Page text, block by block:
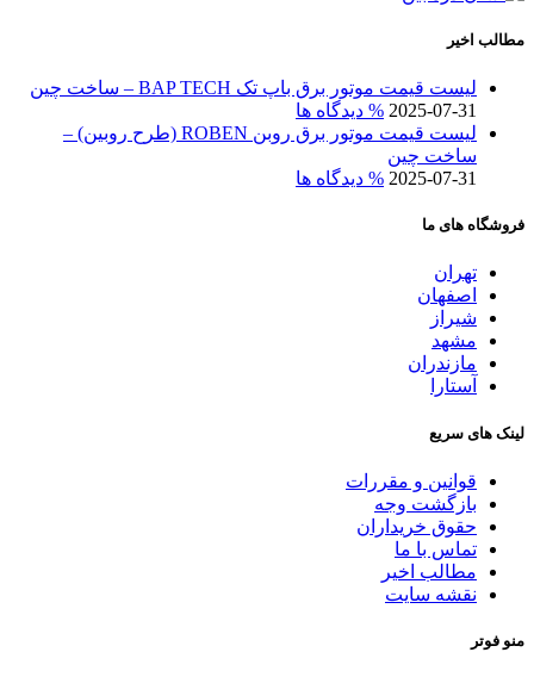
مطالب اخیر
لیست قیمت موتور برق باپ تک BAP TECH – ساخت چین
2025-07-31 % دیدگاه ها
لیست قیمت موتور برق روبن ROBEN (طرح روبین) –
ساخت چین
2025-07-31 % دیدگاه ها
فروشگاه های ما
تهران
اصفهان
شیراز
مشهد
مازندران
آستارا
لینک های سریع
قوانین و مقررات
بازگشت وجه
حقوق خریداران
تماس با ما
مطالب اخیر
نقشه سایت
منو فوتر